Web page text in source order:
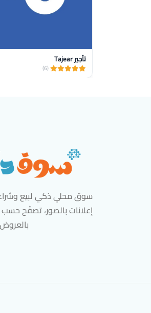
تأجير Tajear
(6)
سوق محلي ذكي لبيع
إعلانات بالصور، تصفّح